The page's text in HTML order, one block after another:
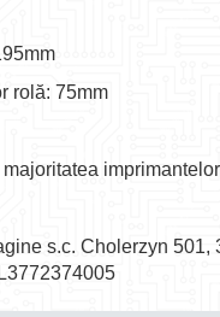
rolă: 75mm
s.c. Cholerzyn 501,